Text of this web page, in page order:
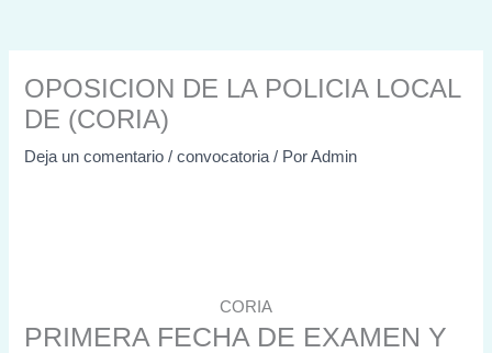
OPOSICION DE LA POLICIA LOCAL
DE (CORIA)
Deja un comentario /convocatoria/ PorAdmin
CORIA
PRIMERA FECHA DE EXAMEN Y